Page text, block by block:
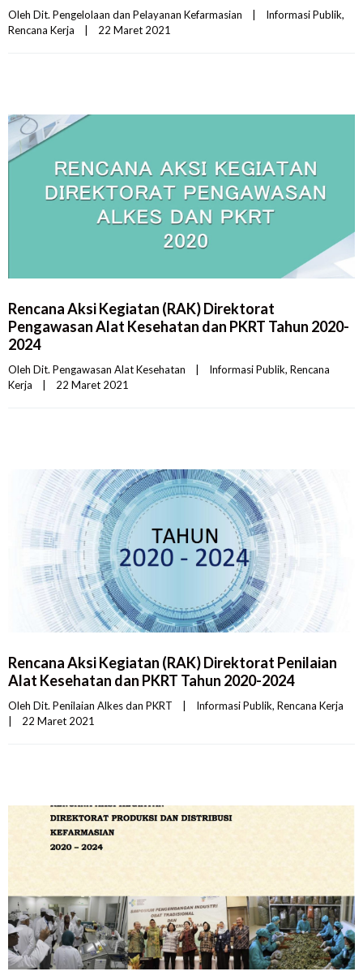
Oleh Dit. Pengelolaan dan Pelayanan Kefarmasian Informasi Publik
Rencana Kerja
22 Maret 2021
Rencana Aksi Kegiatan (RAK) Direktorat
Pengawasan Alat Kesehatan dan PKRT Tahun 2020-
2024
Oleh Dit. Pengawasan Alat Kesehatan Informasi Publik, Rencana
Kerja
22 Maret 2021
Rencana Aksi Kegiatan (RAK) Direktorat Penilaian
Alat Kesehatan dan PKRT Tahun 2020-2024
Oleh Dit. Penilaian Alkes dan PKRT Informasi Publik, Rencana Kerja
22 Maret 2021